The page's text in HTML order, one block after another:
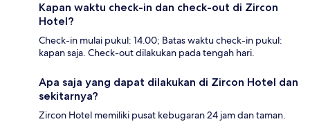
Kapan waktu check-in dan check-out di Zircon
Hotel?
Check-in mulai pukul: 14.00; Batas waktu check-in pukul:
kapan saja. Check-out dilakukan pada tengah hari.
Apa saja yang dapat dilakukan di Zircon Hotel dan
sekitarnya?
Zircon Hotel memiliki pusat kebugaran 24 jam dan taman.